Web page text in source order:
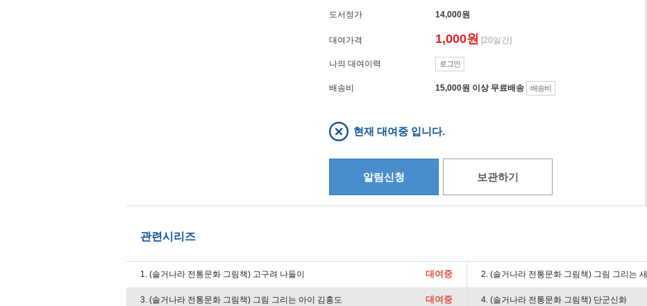
도서정가 14,000원
대여가격 1,000원 [20일간]
나의 대여이력 로그인
배송비 15,000원 이상 무료배송 배송비
현재 대여중 입니다.
알림신청 보관하기
관련시리즈
1. (솔거나라 전통문화 그림책) 고구려 나들이 대여중 2. (솔거나라 전통문화 그림책) 그림 그리는 새
3. (솔거나라 전통문화 그림책) 그림 그리는 아이 김홍도 대여중 4. (솔거나라 전통문화 그림책) 단군신화